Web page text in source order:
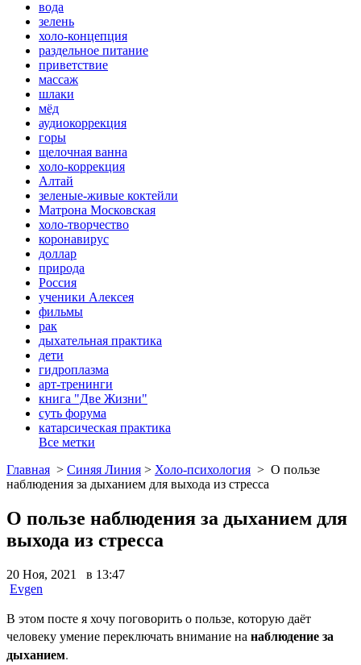
вода
зелень
холо-концепция
раздельное питание
приветствие
массаж
шлаки
мёд
аудиокоррекция
горы
щелочная ванна
холо-коррекция
Алтай
зеленые-живые коктейли
Матрона Московская
холо-творчество
коронавирус
доллар
природа
Россия
ученики Алексея
фильмы
рак
дыхательная практика
дети
гидроплазма
арт-тренинги
книга "Две Жизни"
суть форума
катарсическая практика
Все метки
Главная > Синяя Линия > Холо-психология > О пользе
наблюдения за дыханием для выхода из стресса
О пользе наблюдения за дыханием для
выхода из стресса
20 Ноя, 2021 в 13:47
Evgen
В этом посте я хочу поговорить о пользе, которую даёт
человеку умение переключать внимание на наблюдение за
дыханием.